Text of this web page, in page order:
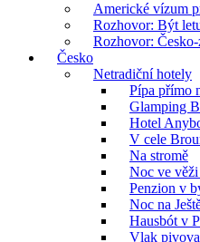
Americké vízum
Rozhovor: Být
Rozhovor:
Česko
Netradiční hotely
Pípa přímo
Glamping
Hotel
V cele
Na stromě
Noc ve
Penzion v
Noc na
Hausbót v
Vlak